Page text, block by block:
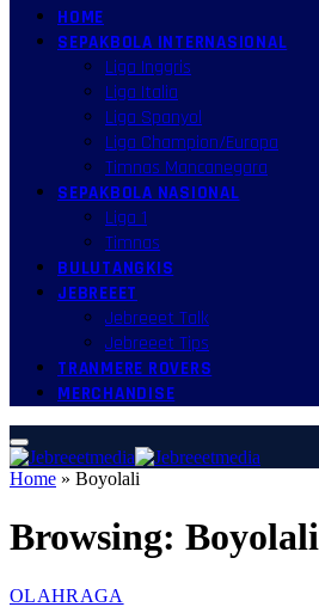
HOME
SEPAKBOLA INTERNASIONAL
Liga Inggris
Liga Italia
Liga Spanyol
Liga Champion/Europa
Timnas Mancanegara
SEPAKBOLA NASIONAL
Liga 1
Timnas
BULUTANGKIS
JEBREEET
Jebreeet Talk
Jebreeet Tips
TRANMERE ROVERS
MERCHANDISE
Home » Boyolali
Browsing: Boyolali
OLAHRAGA